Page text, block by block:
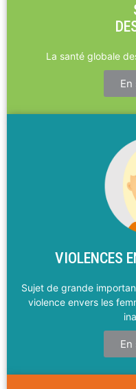
La santé globale
VIOLENCES
Sujet de grande
violence envers les